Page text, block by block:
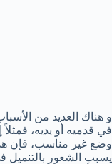
و هناك العديد من
في قدميه أو يديه،
وضع غير مناسب، فإن
يسبب الشعور بالتنميل